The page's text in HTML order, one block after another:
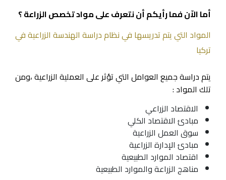
أما الاّن فما رأيكم أن نتعرف على مواد تخصص الزراعة ؟
المواد التي يتم تدريسها في نظام دراسة الهندسة الزراعية في
تركيا
يتم دراسة جميع العوامل التي تؤثر على العملية الزراعية ،ومن
تلك المواد :
الاقتصاد الزراعي
مبادئ الاقتصاد الكلي
سوق العمل الزراعية
مبادئ الإدارة الزراعية
اقتصاد الموارد الطبيعية
مناهج الزراعة والموارد الطبيعية